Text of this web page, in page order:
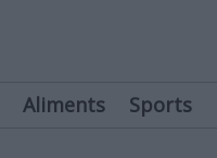
Aliments Sports